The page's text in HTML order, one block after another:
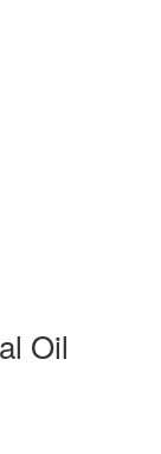
Oil